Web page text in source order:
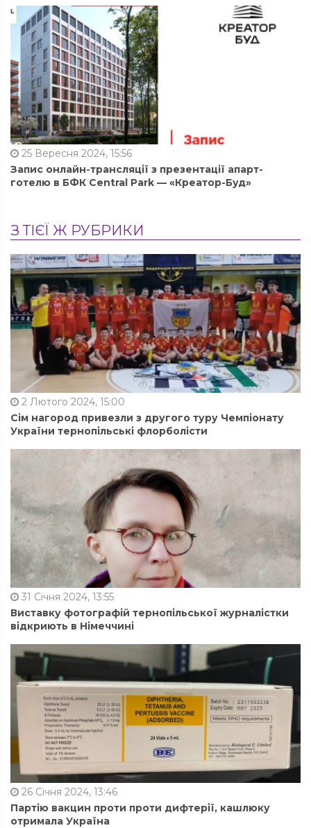
25 Вересня 2024, 15:56
Запис онлайн-трансляції з презентації апарт-
готелю в БФК Central Park — «Креатор-Буд»
З ТІЄЇ Ж РУБРИКИ
2 Лютого 2024, 15:00
Сім нагород привезли з другого туру Чемпіонату
України тернопільські флорболісти
31 Січня 2024, 13:55
Виставку фотографій тернопільської журналістки
відкриють в Німеччині
26 Січня 2024, 13:46
Партію вакцин проти проти дифтерії, кашлюку
отримала Україна